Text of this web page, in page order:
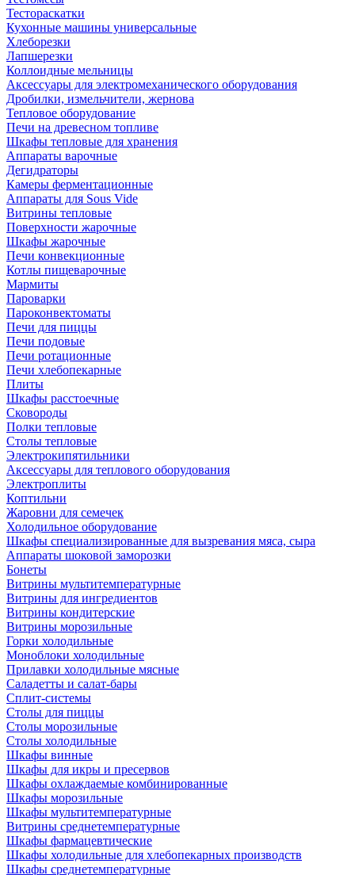
Тестораскатки
Кухонные машины универсальные
Хлеборезки
Лапшерезки
Коллоидные мельницы
Аксессуары для электромеханического оборудования
Дробилки, измельчители, жернова
Тепловое оборудование
Печи на древесном топливе
Шкафы тепловые для хранения
Аппараты варочные
Дегидраторы
Камеры ферментационные
Аппараты для Sous Vide
Витрины тепловые
Поверхности жарочные
Шкафы жарочные
Печи конвекционные
Котлы пищеварочные
Мармиты
Пароварки
Пароконвектоматы
Печи для пиццы
Печи подовые
Печи ротационные
Печи хлебопекарные
Плиты
Шкафы расстоечные
Сковороды
Полки тепловые
Столы тепловые
Электрокипятильники
Аксессуары для теплового оборудования
Электроплиты
Коптильни
Жаровни для семечек
Холодильное оборудование
Шкафы специализированные для вызревания мяса, сыра
Аппараты шоковой заморозки
Бонеты
Витрины мультитемпературные
Витрины для ингредиентов
Витрины кондитерские
Витрины морозильные
Горки холодильные
Моноблоки холодильные
Прилавки холодильные мясные
Саладетты и салат-бары
Сплит-системы
Столы для пиццы
Столы морозильные
Столы холодильные
Шкафы винные
Шкафы для икры и пресервов
Шкафы охлаждаемые комбинированные
Шкафы морозильные
Шкафы мультитемпературные
Витрины среднетемпературные
Шкафы фармацевтические
Шкафы холодильные для хлебопекарных производств
Шкафы среднетемпературные